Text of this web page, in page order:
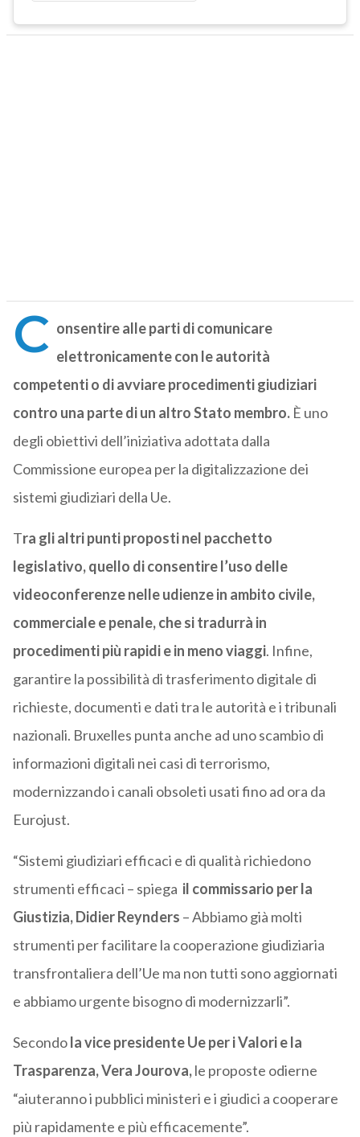
C onsentire alle parti di comunicare
elettronicamente con le autorità
competenti o di avviare procedimenti giudiziari
contro una parte di un altro Stato membro.È uno
degli obiettivi dell’iniziativa adottata dalla
Commissione europea per la digitalizzazione dei
sistemi giudiziari della Ue.
Tra gli altri punti proposti nel pacchetto
legislativo, quello di consentire l’uso delle
videoconferenze nelle udienze in ambito civile,
commerciale e penale, che si tradurrà in
procedimenti più rapidi e in meno viaggi. Infine,
garantire la possibilità di trasferimento digitale di
richieste, documenti e dati tra le autorità e i tribunali
nazionali. Bruxelles punta anche ad uno scambio di
informazioni digitali nei casi di terrorismo,
modernizzando i canali obsoleti usati fino ad ora da
Eurojust.
“Sistemi giudiziari efficaci e di qualità richiedono
strumenti efficaci – spiega il commissario per la
Giustizia, Didier Reynders – Abbiamo già molti
strumenti per facilitare la cooperazione giudiziaria
transfrontaliera dell’Ue ma non tutti sono aggiornati
e abbiamo urgente bisogno di modernizzarli”.
Secondola vice presidente Ue per i Valori e la
Trasparenza, Vera Jourova,le proposte odierne
“aiuteranno i pubblici ministeri e i giudici a cooperare
più rapidamente e più efficacemente”.